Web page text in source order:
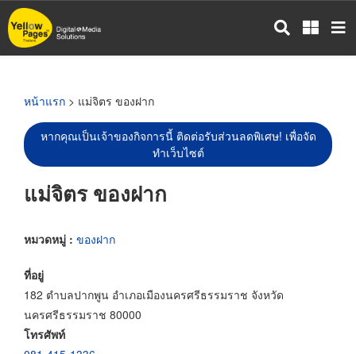
ข้าม
ไป
หน้าแรก > แม่จิตร ของฝาก
หากคุณเป็นเจ้าของกิจการนี้ ติดต่อรับส่วนลดพิเศษ! เพื่อจัด
ทำเว็บไซต์
แม่จิตร ของฝาก
หมวดหมู่ : ของฝาก
ที่อยู่
182 ตำบลปากพูน อำเภอเมืองนครศรีธรรมราช จังหวัด
นครศรีธรรมราช 80000
โทรศัพท์